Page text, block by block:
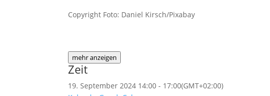
Copyright Foto: Daniel Kirsch/Pixabay
mehr anzeigen
Zeit
19. September 2024 14:00 - 17:00(GMT+02:00)